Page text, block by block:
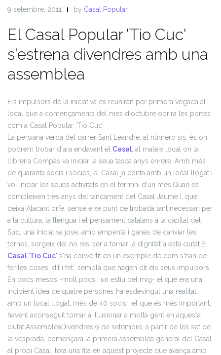
9 setembre, 2011 by Casal Popular
El Casal Popular 'Tio Cuc'
s'estrena divendres amb una
assemblea
Els impulsors de la iniciativa es reuniran per primera vegada al
local que a començaments del mes d'octubre obrirà les portes
com a Casal Popular 'Tio Cuc'
La persiana verda del carrer Sant Leandre, al número sis, és on
podrem trobar d'ara endavant el Casal , al mateix local on la
llibreria Compàs va iniciar la seua tasca anys enrere. Amb més
de quaranta socis i sòcies, el Casal ja conta amb un local llogat i
vol iniciar les seues activitats en el termini d'un mes. Quan es
compleixen tres anys del tancament del Casal Jaume I, que
deixà Alacant orfe, sense eixe punt de trobada tant necessari per
a la cultura, la llengua i el pensament catalans a la capital del
Sud, una iniciativa jove, amb empenta i ganes de canviar les
tornes, sorgeix del no res per a tornar la dignitat a esta ciutat. El
Casal 'Tio Cuc' s'ha convertit en un exemple de com s'han de
fer les coses 'dit i fet', sembla que hagen dit els seus impulsors.
En pocs mesos -molt pocs i un estiu pel mig- el que era una
incipient idea de quatre persones ha esdevingut una realitat,
amb un local llogat, més de 40 socis i el que és més important,
havent aconseguit tornar a il·lusionar a molta gent en aquesta
ciutat.AssembleaDivendres 9 de setembre, a partir de les set de
la vesprada, començarà la primera assemblea general del Casal
al propi Casal, tota una fita en aquest projecte que avança amb